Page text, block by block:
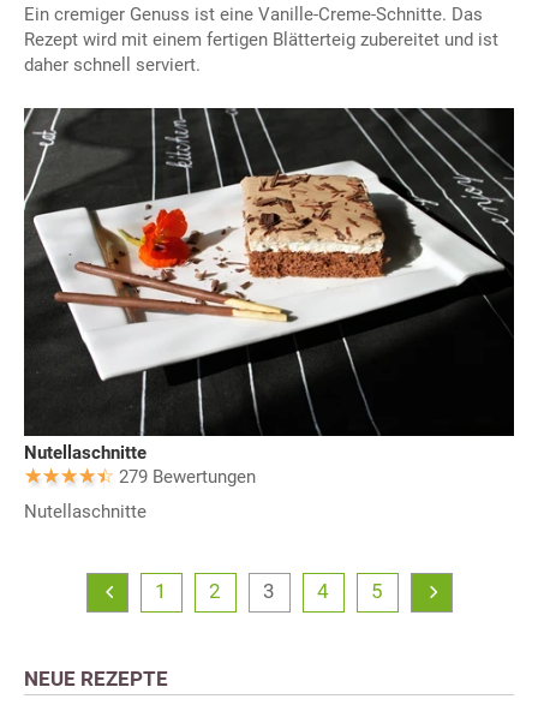
Ein cremiger Genuss ist eine Vanille-Creme-Schnitte. Das
Rezept wird mit einem fertigen Blätterteig zubereitet und ist
daher schnell serviert.
Nutellaschnitte
279 Bewertungen
Nutellaschnitte
1 2 3 4 5
NEUE REZEPTE